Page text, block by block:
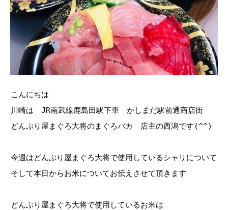
こんにちは
川崎は JR南武線鹿島田駅下車 かしまだ駅前通商店街
どんぶり屋まぐろ大将のまぐろバカ 店主の西潟です(^^)
今週はどんぶり屋まぐろ大将で使用しているシャリについて
そして本日からお米についてお伝えさせて頂きます
どんぶり屋まぐろ大将で使用しているお米は